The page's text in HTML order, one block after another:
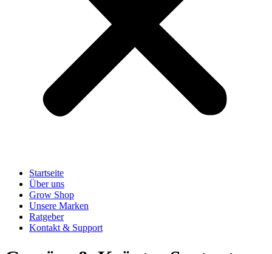
Startseite
Über uns
Grow Shop
Unsere Marken
Ratgeber
Kontakt & Support